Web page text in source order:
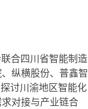
合四川省智能制造
纵横股份、普鑫智
讨川渝地区智能化
对接与产业链合